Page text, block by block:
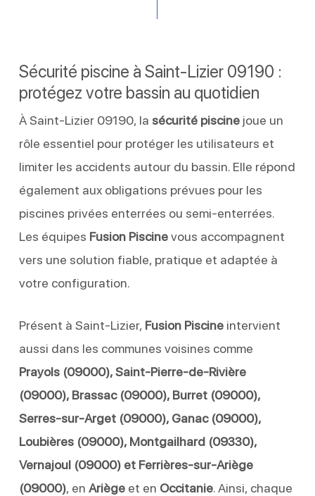
Sécurité piscine à Saint-Lizier 09190 :
protégez votre bassin au quotidien
À Saint-Lizier 09190, la sécurité piscinejoue un
rôle essentiel pour protéger les utilisateurs et
limiter les accidents autour du bassin. Elle répond
également aux obligations prévues pour les
piscines privées enterrées ou semi-enterrées.
Les équipes Fusion Piscinevous accompagnent
vers une solution fiable, pratique et adaptée à
votre configuration.
Présent à Saint-Lizier, Fusion Piscineintervient
aussi dans les communes voisines comme
Prayols (09000), Saint-Pierre-de-Rivière
(09000), Brassac (09000), Burret (09000),
Serres-sur-Arget (09000), Ganac (09000),
Loubières (09000), Montgailhard (09330),
Vernajoul (09000) et Ferrières-sur-Ariège
(09000), en Ariègeet en Occitanie. Ainsi, chaque